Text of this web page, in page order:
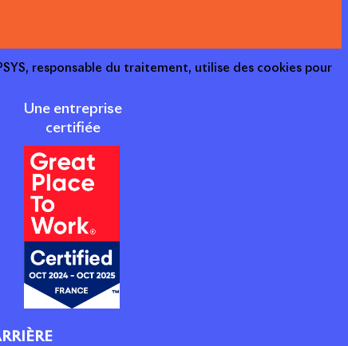
Une entreprise
certifiée
responsable du traitement, utilise des cookies pour